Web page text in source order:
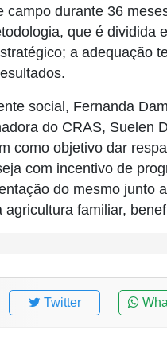
campo durante 36
que é dividida
a adequação
social, Fernanda
do CRAS, Suelen
como objetivo dar
com incentivo de
do mesmo junto
familiar,
Twitter